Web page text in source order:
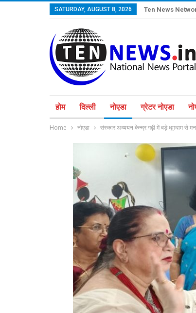
SATURDAY, AUGUST 8, 2026 Ten News
होम दिल्ली नोएडा ग्रेटर नोएडा
Home नोएडा संस्कार अध्ययन केन्द्र गढ़ी में बड़े धूमधाम से